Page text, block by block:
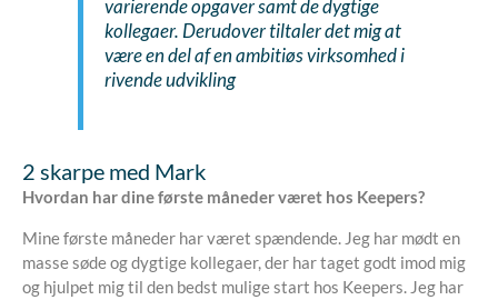
varierende opgaver samt de dygtige
kollegaer. Derudover tiltaler det mig at
være en del af en ambitiøs virksomhed i
rivende udvikling
2 skarpe med Mark
Hvordan har dine første måneder været hos Keepers?
Mine første måneder har været spændende. Jeg har mødt en
masse søde og dygtige kollegaer, der har taget godt imod mig
og hjulpet mig til den bedst mulige start hos Keepers. Jeg har